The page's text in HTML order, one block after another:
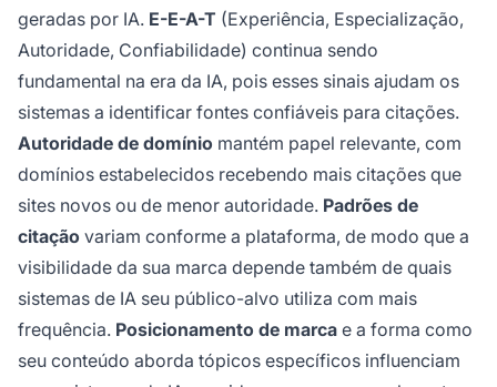
geradas por IA. E-E-A-T (Experiência, Especialização,
Autoridade, Confiabilidade) continua sendo
fundamental na era da IA, pois esses sinais ajudam os
sistemas a identificar fontes confiáveis para citações.
Autoridade de domínio mantém papel relevante, com
domínios estabelecidos recebendo mais citações que
sites novos ou de menor autoridade. Padrões de
citação variam conforme a plataforma, de modo que a
visibilidade da sua marca depende também de quais
sistemas de IA seu público-alvo utiliza com mais
frequência. Posicionamento de marca e a forma como
seu conteúdo aborda tópicos específicos influenciam